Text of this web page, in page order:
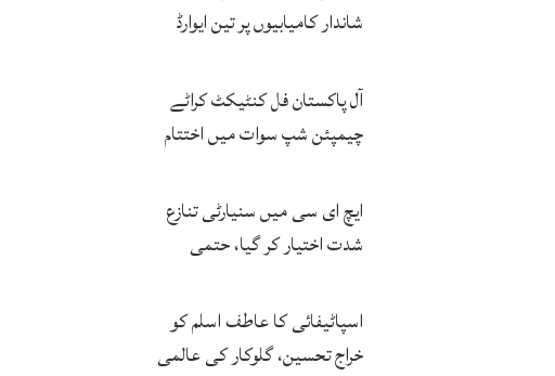
شاندار کامیابیوں پر تین ایوارڈ
آل پاکستان فل کنٹیکٹ کراٹے
چیمپئن شپ سوات میں اختتام
ایچ ای سی میں سنیارٹی تنازع
شدت اختیار کر گیا، حتمی
اسپاٹیفائی کا عاطف اسلم کو
خراج تحسین، گلوکار کی عالمی